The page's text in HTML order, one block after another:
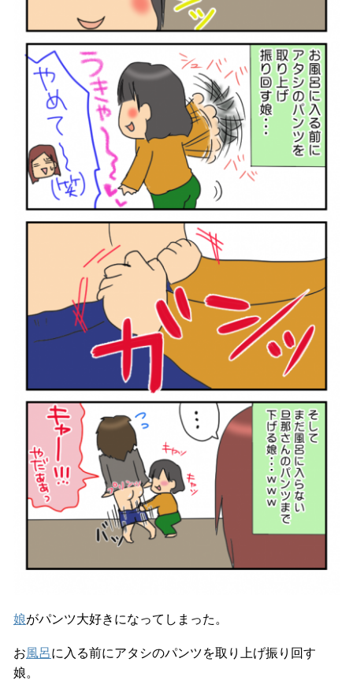
娘がパンツ大好きになってしまった。
お風呂に入る前にアタシのパンツを取り上げ振り回す
娘。